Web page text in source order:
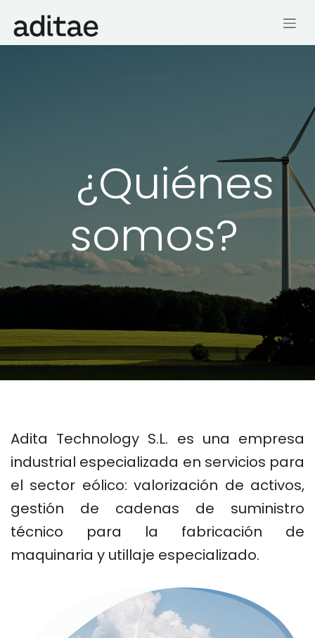
¿Quiénes
somos?
Adita Technology S.L. es una empresa
industrial especializada en servicios para
el sector eólico: valorización de activos,
gestión de cadenas de suministro
técnico para la fabricación de
maquinaria y utillaje especializado.